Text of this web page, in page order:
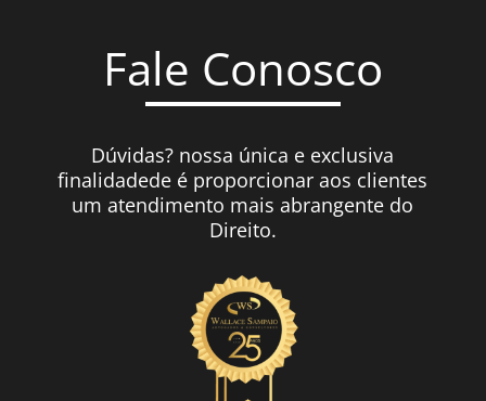
Fale Conosco
Dúvidas? nossa única e exclusiva
finalidadede é proporcionar aos clientes
um atendimento mais abrangente do
Direito.